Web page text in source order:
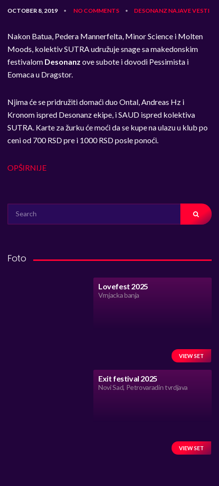
OCTOBER 8, 2019 • NO COMMENTS • DESONANZ NAJAVEVESTI
Nakon Batua, Pedera Mannerfelta, Minor Science i Molten
Moods, kolektiv SUTRA udružuje snage sa makedonskim
festivalom Desonanz ove subote i dovodi Pessimista i
Eomaca u Dragstor.
Njima će se pridružiti domaći duo Ontal, Andreas Hz i
Kronom ispred Desonanz ekipe, i SAUD ispred kolektiva
SUTRA. Karte za žurku će moći da se kupe na ulazu u klub po
ceni od 700 RSD pre i 1000 RSD posle ponoći.
OPŠIRNIJE
FOR:
Foto
Lovefest 2025
Vrnjacka banja
VIEW SET
Exit festival 2025
Novi Sad, Petrovaradin tvrdjava
VIEW SET